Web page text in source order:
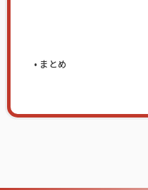
まとめ